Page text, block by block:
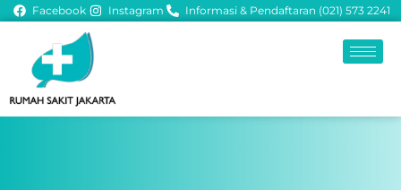
Facebook Instagram Informasi & Pendaftaran (021) 573 2241